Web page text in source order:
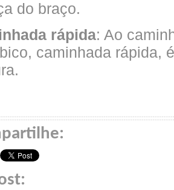
do braço.
rápida: Ao
caminhada rápida,